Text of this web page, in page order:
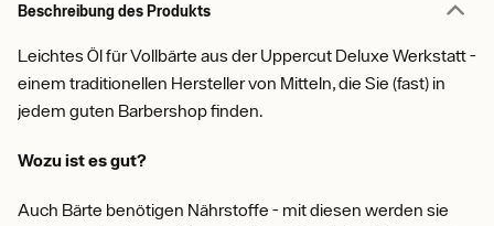
Beschreibung des Produkts
Leichtes Öl für Vollbärte aus der Uppercut Deluxe Werkstatt -
einem traditionellen Hersteller von Mitteln, die Sie (fast) in
jedem guten Barbershop finden.
Wozu ist es gut?
Auch Bärte benötigen Nährstoffe - mit diesen werden sie